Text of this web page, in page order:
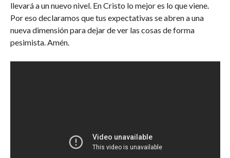
llevará a un nuevo nivel. En Cristo lo mejor es lo que viene.
Por eso declaramos que tus expectativas se abren a una
nueva dimensión para dejar de ver las cosas de forma
pesimista. Amén.